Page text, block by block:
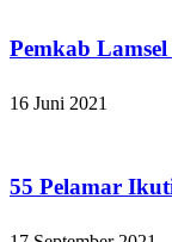
Pemkab
16 Juni 2021
55 Pelamar